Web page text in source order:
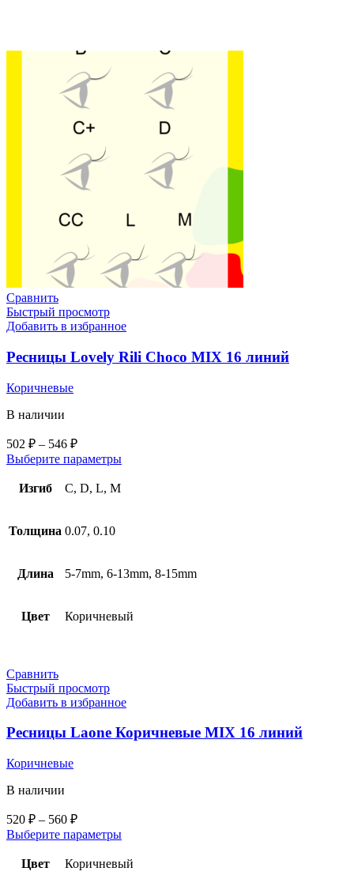
Сравнить
Быстрый просмотр
Добавить в избранное
Ресницы Lovely Rili Choco MIX 16 линий
Коричневые
В наличии
502 ₽ – 546 ₽
Выберите параметры
Изгиб C, D, L, M
Толщина 0.07, 0.10
Длина 5-7mm, 6-13mm, 8-15mm
Цвет Коричневый
Сравнить
Быстрый просмотр
Добавить в избранное
Ресницы Laone Коричневые MIX 16 линий
Коричневые
В наличии
520 ₽ – 560 ₽
Выберите параметры
Цвет Коричневый